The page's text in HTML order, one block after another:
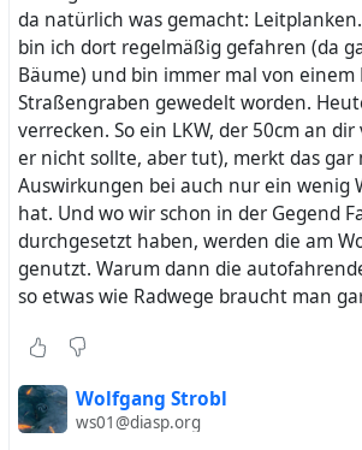
da natürlich was gemacht:
bin ich dort regelmäßig gefahren (da
Bäume) und bin immer mal von einem
Straßengraben gewedelt worden.
verrecken. So ein LKW, der 50cm an
er nicht sollte, aber tut), merkt das gar
Auswirkungen bei auch nur ein wenig
hat. Und wo wir schon in der Gegend
durchgesetzt haben, werden die am
genutzt. Warum dann die
so etwas wie Radwege braucht man
Wolfgang Strobl
ws01@diasp.org